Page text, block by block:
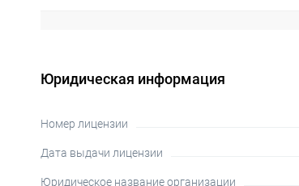
Юридическая информация
Номер лицензии
Дата выдачи лицензии
Юридическое название организации